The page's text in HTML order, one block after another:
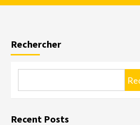
Rechercher
Recent Posts